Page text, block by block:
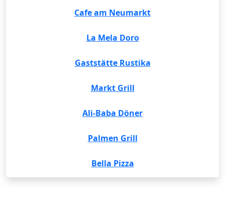
Cafe am Neumarkt
La Mela Doro
Gaststätte Rustika
Markt Grill
Ali-Baba Döner
Palmen Grill
Bella Pizza